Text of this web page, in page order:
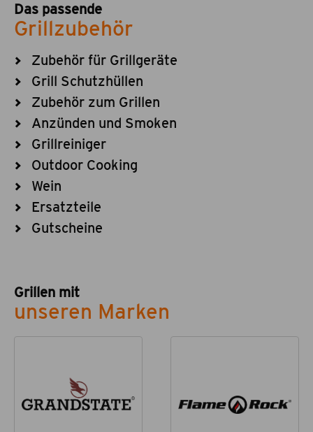
Das passende
Grillzubehör
Zubehör für Grillgeräte
Grill Schutzhüllen
Zubehör zum Grillen
Anzünden und Smoken
Grillreiniger
Outdoor Cooking
Wein
Ersatzteile
Gutscheine
Grillen mit
unseren Marken